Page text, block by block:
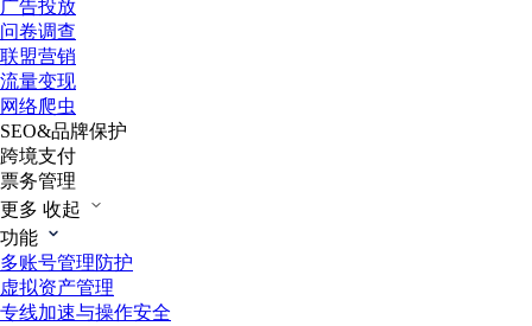
广告投放
问卷调查
联盟营销
流量变现
网络爬虫
SEO&品牌保护
跨境支付
票务管理
更多 收起
功能
多账号管理防护
虚拟资产管理
专线加速与操作安全